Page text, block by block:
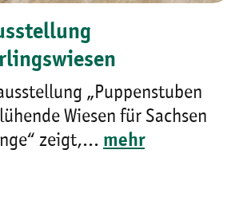
„Puppenstuben
Wiesen für Sachsen
zeigt,... mehr